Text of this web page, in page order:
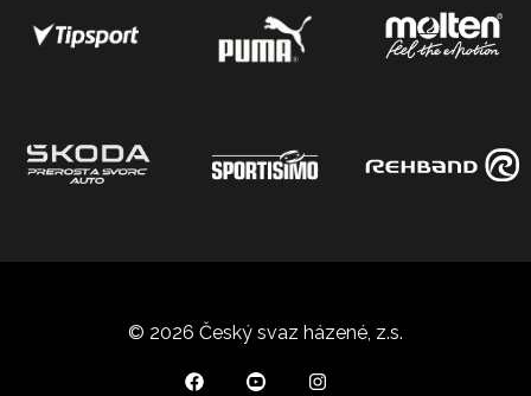
© 2026 Český svaz házené, z.s.